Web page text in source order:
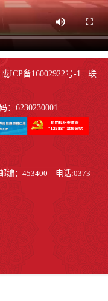
ICP备16002922号-1 联
：6230230001
编：453400 电话:0373-